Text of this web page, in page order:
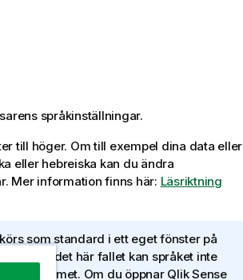
språkinställningar.
till höger. Om till exempel dina data eller
eller hebreiska kan du ändra
Mer information finns här: Läsriktning
som standard i ett eget fönster på
I det här fallet kan språket inte
Om du öppnar Qlik Sense